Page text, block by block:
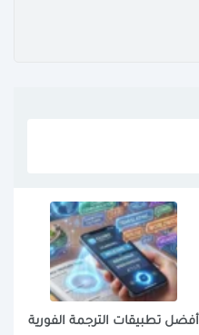
أفضل تطبيقات الترجمة الفورية